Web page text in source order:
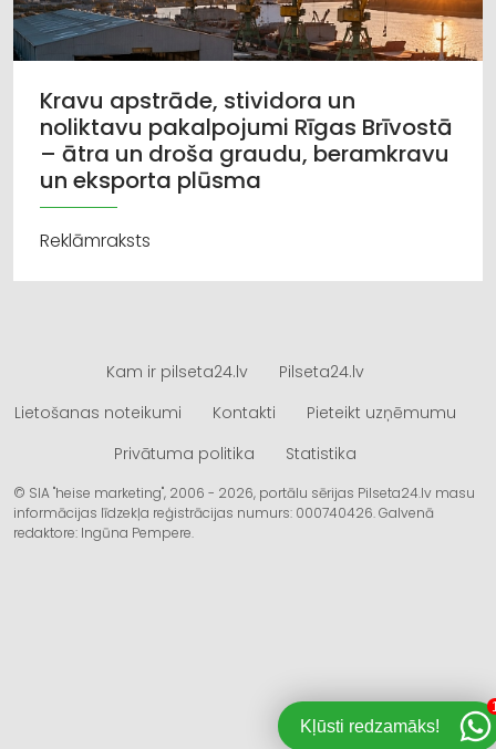
Kravu apstrāde, stividora un
noliktavu pakalpojumi Rīgas Brīvostā
– ātra un droša graudu, beramkravu
un eksporta plūsma
Reklāmraksts
Kam ir pilseta24.lv
Pilseta24.lv
Lietošanas noteikumi
Kontakti
Pieteikt uzņēmumu
Privātuma politika
Statistika
© SIA "heise marketing", 2006 - 2026, portālu sērijas Pilseta24.lv masu
informācijas līdzekļa reģistrācijas numurs: 000740426. Galvenā
redaktore: Ingūna Pempere.
Kļūsti redzamāks!